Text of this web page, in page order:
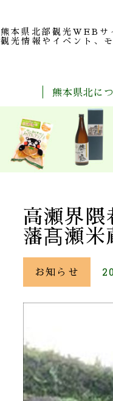
熊本県北部観光 WEBサ
観光情報やイベント、
熊本県北に
旬
だ
よ
り
高瀬界
藩髙瀬米
お知らせ